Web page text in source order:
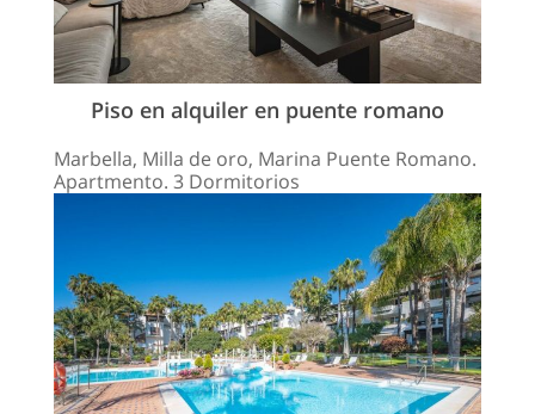
Piso en alquiler en puente romano
Marbella, Milla de oro, Marina Puente Romano.
Apartmento. 3 Dormitorios